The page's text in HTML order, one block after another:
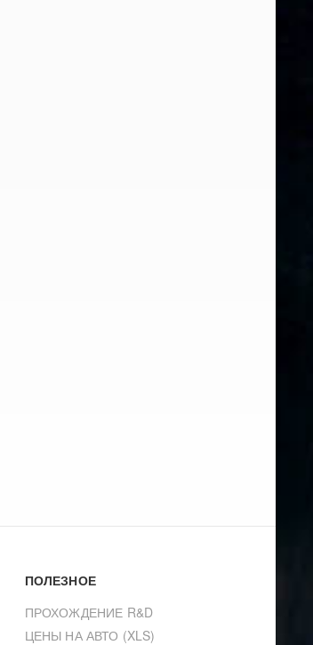
ПОЛЕЗНОЕ
ПРОХОЖДЕНИЕ R&D
ЦЕНЫ НА АВТО (XLS)